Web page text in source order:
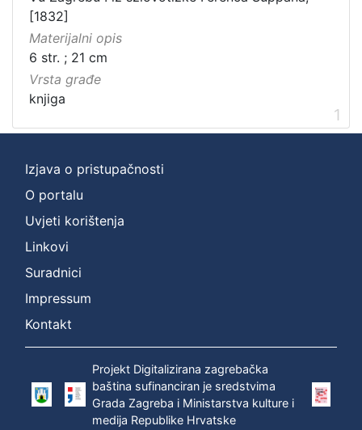
[1832]
Materijalni opis
6 str. ; 21 cm
Vrsta građe
knjiga
1
Izjava o pristupačnosti
O portalu
Uvjeti korištenja
Linkovi
Suradnici
Impressum
Kontakt
Projekt Digitalizirana zagrebačka
baština sufinanciran je sredstvima
Grada Zagreba i Ministarstva kulture i
medija Republike Hrvatske